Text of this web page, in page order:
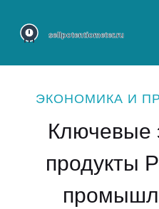
ЭКОНОМИКА И
Ключевые
продукты